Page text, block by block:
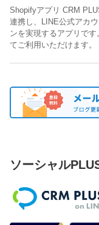
Shopifyアプリ CRM
連携し、LINE公式アカ
ンを実現するアプリで
てご利用いただけます。
ソーシャル